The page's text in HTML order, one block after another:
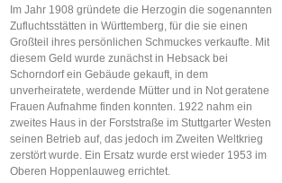
Im Jahr 1908 gründete die Herzogin die sogenannten
Zufluchtsstätten in Württemberg, für die sie einen
Großteil ihres persönlichen Schmuckes verkaufte. Mit
diesem Geld wurde zunächst in Hebsack bei
Schorndorf ein Gebäude gekauft, in dem
unverheiratete, werdende Mütter und in Not geratene
Frauen Aufnahme finden konnten. 1922 nahm ein
zweites Haus in der Forststraße im Stuttgarter Westen
seinen Betrieb auf, das jedoch im Zweiten Weltkrieg
zerstört wurde. Ein Ersatz wurde erst wieder 1953 im
Oberen Hoppenlauweg errichtet.